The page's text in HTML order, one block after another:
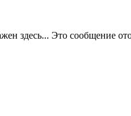
здесь... Это сообщение